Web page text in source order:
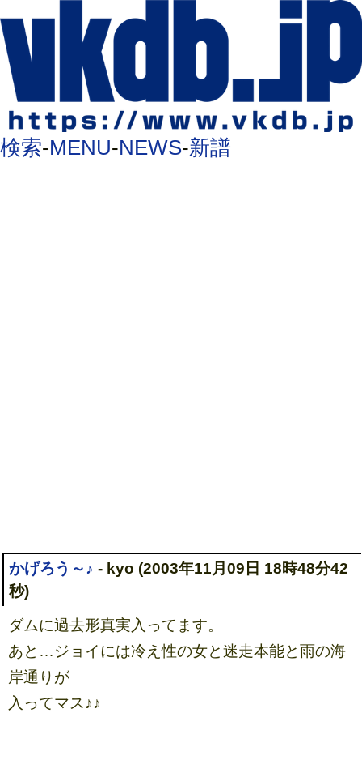
検索-MENU-NEWS-新譜
かげろう～♪ - kyo (2003年11月09日 18時48分42
秒)
ダムに過去形真実入ってます。
あと…ジョイには冷え性の女と迷走本能と雨の海
岸通りが
入ってマス♪♪